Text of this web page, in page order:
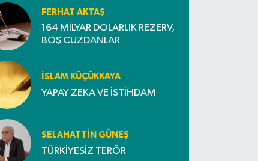
FERHAT AKTAŞ
164 MİLYAR DOLARLIK REZERV,
BOŞ CÜZDANLAR
İSLAM KÜÇÜKKAYA
YAPAY ZEKA VE İSTİHDAM
SELAHATTIN GÜNEŞ
TÜRKİYESİZ TERÖR